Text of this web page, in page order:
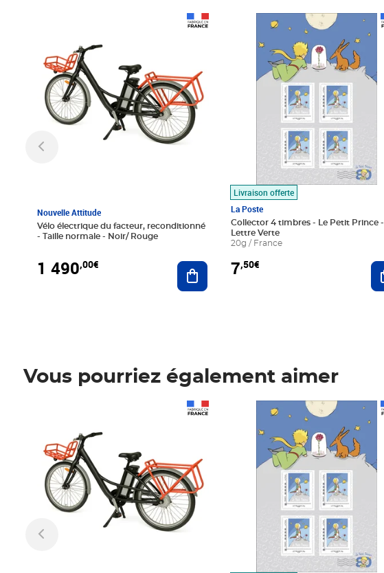
Nouvelle Attitude
Vélo électrique du facteur, reconditionné
- Taille normale - Noir/ Rouge
1 490,00€ Ajouter au panier
Livraison offerte
La Poste
Collector 4 timbres - Le Petit Prince -
Lettre Verte
20g / France
7,50€
Prix 7,50€
Vous pourriez également aimer
Prix 7,50€